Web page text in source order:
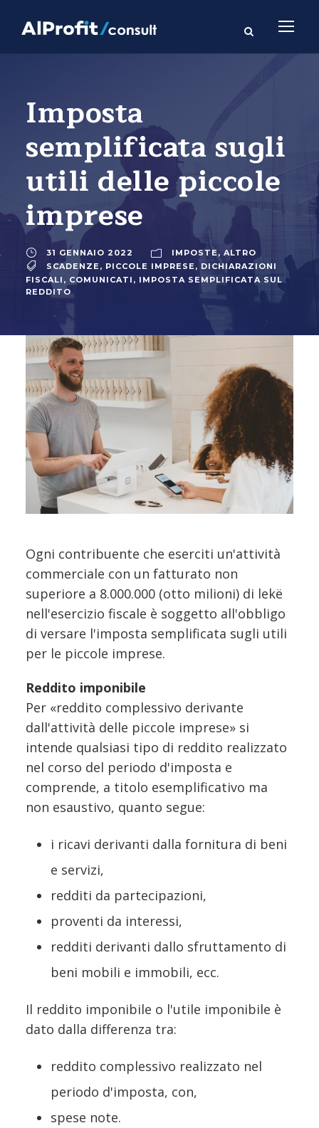
Imposta
semplificata sugli
utili delle piccole
imprese
31 GENNAIO 2022 IMPOSTE, ALTRO
SCADENZE, PICCOLE IMPRESE, DICHIARAZIONI
FISCALI , COMUNICATI , IMPOSTA SEMPLIFICATA SUL
REDDITO
Ogni contribuente che eserciti un'attività
commerciale con un fatturato non
superiore a 8.000.000 (otto milioni) di lekë
nell'esercizio fiscale è soggetto all'obbligo
di versare l'imposta semplificata sugli utili
per le piccole imprese.
Reddito imponibile
Per «reddito complessivo derivante
dall'attività delle piccole imprese» si
intende qualsiasi tipo di reddito realizzato
nel corso del periodo d'imposta e
comprende, a titolo esemplificativo ma
non esaustivo, quanto segue:
i ricavi derivanti dalla fornitura di beni
e servizi,
redditi da partecipazioni,
proventi da interessi,
redditi derivanti dallo sfruttamento di
beni mobili e immobili, ecc.
Il reddito imponibile o l'utile imponibile è
dato dalla differenza tra:
reddito complessivo realizzato nel
periodo d'imposta, con,
spese note.